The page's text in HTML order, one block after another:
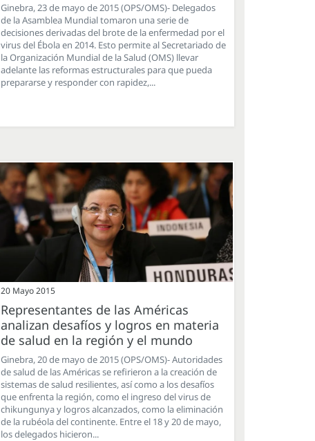
Ginebra, 23 de mayo de 2015 (OPS/OMS)- Delegados
de la Asamblea Mundial tomaron una serie de
decisiones derivadas del brote de la enfermedad por el
virus del Ébola en 2014. Esto permite al Secretariado de
la Organización Mundial de la Salud (OMS) llevar
adelante las reformas estructurales para que pueda
prepararse y responder con rapidez,...
20 Mayo 2015
Representantes de las Américas
analizan desafíos y logros en materia
de salud en la región y el mundo
Ginebra, 20 de mayo de 2015 (OPS/OMS)- Autoridades
de salud de las Américas se refirieron a la creación de
sistemas de salud resilientes, así como a los desafíos
que enfrenta la región, como el ingreso del virus de
chikungunya y logros alcanzados, como la eliminación
de la rubéola del continente. Entre el 18 y 20 de mayo,
los delegados hicieron...